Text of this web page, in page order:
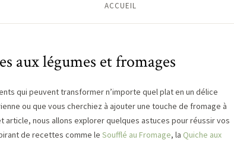
ACCUEIL
aux légumes et fromages
qui peuvent transformer n’importe quel plat en un délice
ou que vous cherchiez à ajouter une touche de fromage à
nous allons explorer quelques astuces pour réussir vos
de recettes comme le Soufflé au Fromage, la Quiche aux